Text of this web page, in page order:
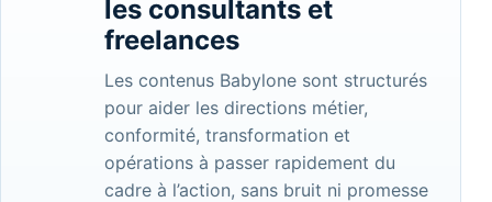
les consultants et
freelances
Les contenus Babylone sont structurés
pour aider les directions métier,
conformité, transformation et
opérations à passer rapidement du
cadre à l’action, sans bruit ni promesse